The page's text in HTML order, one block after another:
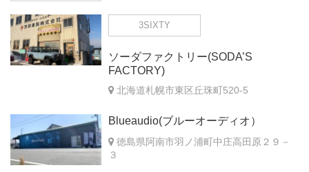
3SIXTY
ソーダファクトリー(SODA’S
FACTORY)
北海道札幌市東区丘珠町520-5
Blueaudio(ブルーオーディオ）
徳島県阿南市羽ノ浦町中庄高田原２９－
３